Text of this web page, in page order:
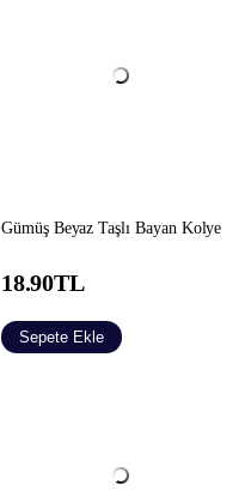
Gümüş Beyaz Taşlı Bayan Kolye
18.90TL
Sepete Ekle